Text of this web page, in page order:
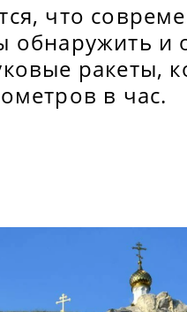
что
обнаружить и
ракеты,
в час.